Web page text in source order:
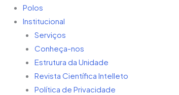
Polos
Institucional
Serviços
Conheça-nos
Estrutura da Unidade
Revista Científica Intelleto
Política de Privacidade